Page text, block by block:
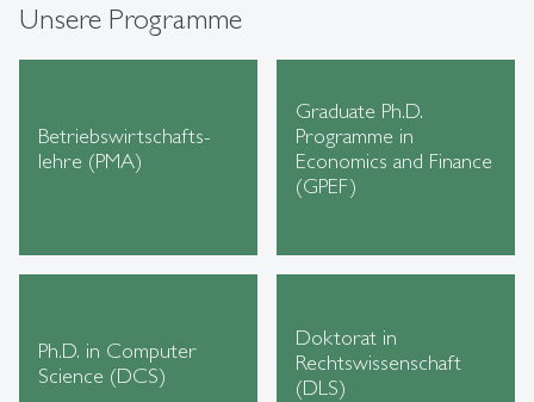
Unsere Programme
Betriebswirtschafts-
lehre (PMA)
Graduate Ph.D.
Programme in
Economics and Finance
(GPEF)
Ph.D. in Computer
Science (DCS)
Doktorat in
Rechtswissenschaft
(DLS)